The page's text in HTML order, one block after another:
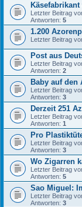
Letzter Beitrag
Antworten: 5
1.200
Letzter Beitrag
Post aus
Letzter Beitrag
Antworten: 2
Baby auf den
Letzter Beitrag
Antworten: 3
Derzeit 251
Letzter Beitrag
Antworten: 1
Pro
Letzter Beitrag
Antworten: 3
Wo Zigarren
Letzter Beitrag
Antworten: 5
Sao Miguel:
Letzter Beitrag
Antworten: 3